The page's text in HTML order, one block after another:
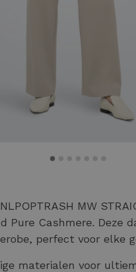
MW
Pure Cashmere. Deze
perfect voor elke
materialen voor